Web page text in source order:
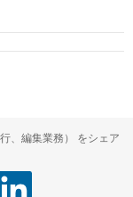
、編集業務） をシェア